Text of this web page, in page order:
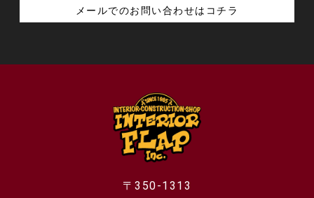
メールでのお問い合わせはコチラ
〒350-1313